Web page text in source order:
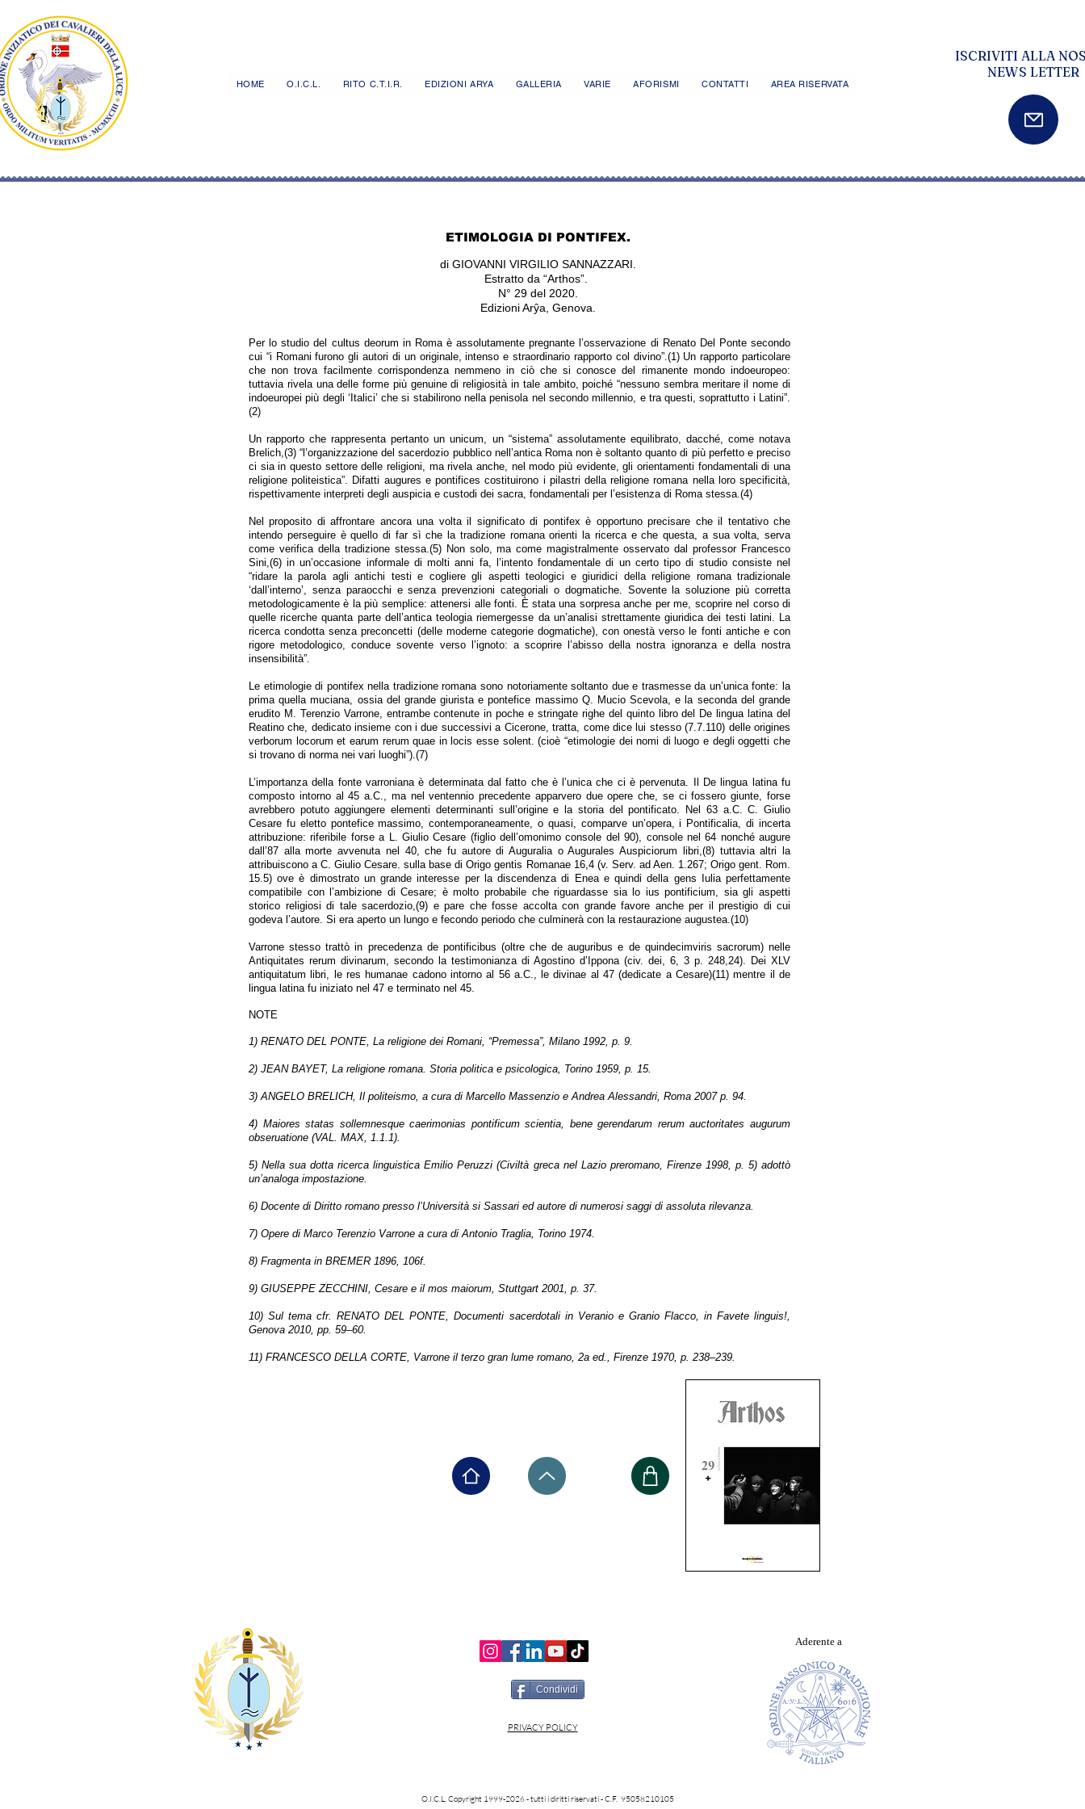
HOME O.I.C.L. RITO C.T.I.R. EDIZIONI ARYA GALLERIA VARIE AFORISMI CONTATTI AREA RISERVATA
ISCRIVITI ALLA
NEWS LETTER
ETIMOLOGIA DI PONTIFEX.
di GIOVANNI VIRGILIO SANNAZZARI.
Estratto da “Arthos”.
N° 29 del 2020.
Edizioni Arŷa, Genova.
Per lo studio del cultus deorum in Roma è assolutamente pregnante l’osservazione di Renato Del Ponte secondo
cui “i Romani furono gli autori di un originale, intenso e straordinario rapporto col divino”.(1) Un rapporto particolare
che non trova facilmente corrispondenza nemmeno in ciò che si conosce del rimanente mondo indoeuropeo:
tuttavia rivela una delle forme più genuine di religiosità in tale ambito, poiché “nessuno sembra meritare il nome di
indoeuropei più degli ‘Italici’ che si stabilirono nella penisola nel secondo millennio, e tra questi, soprattutto i Latini”.
(2)
Un rapporto che rappresenta pertanto un unicum, un “sistema” assolutamente equilibrato, dacché, come notava
Brelich,(3) “l’organizzazione del sacerdozio pubblico nell’antica Roma non è soltanto quanto di più perfetto e preciso
ci sia in questo settore delle religioni, ma rivela anche, nel modo più evidente, gli orientamenti fondamentali di una
religione politeistica”. Difatti augures e pontifices costituirono i pilastri della religione romana nella loro specificità,
rispettivamente interpreti degli auspicia e custodi dei sacra, fondamentali per l’esistenza di Roma stessa.(4)
Nel proposito di affrontare ancora una volta il significato di pontifex è opportuno precisare che il tentativo che
intendo perseguire è quello di far sì che la tradizione romana orienti la ricerca e che questa, a sua volta, serva
come verifica della tradizione stessa.(5) Non solo, ma come magistralmente osservato dal professor Francesco
Sini,(6) in un’occasione informale di molti anni fa, l’intento fondamentale di un certo tipo di studio consiste nel
“ridare la parola agli antichi testi e cogliere gli aspetti teologici e giuridici della religione romana tradizionale
‘dall’interno’, senza paraocchi e senza prevenzioni categoriali o dogmatiche. Sovente la soluzione più corretta
metodologicamente è la più semplice: attenersi alle fonti. È stata una sorpresa anche per me, scoprire nel corso di
quelle ricerche quanta parte dell’antica teologia riemergesse da un’analisi strettamente giuridica dei testi latini. La
ricerca condotta senza preconcetti (delle moderne categorie dogmatiche), con onestà verso le fonti antiche e con
rigore metodologico, conduce sovente verso l’ignoto: a scoprire l’abisso della nostra ignoranza e della nostra
insensibilità”.
Le etimologie di pontifex nella tradizione romana sono notoriamente soltanto due e trasmesse da un’unica fonte: la
prima quella muciana, ossia del grande giurista e pontefice massimo Q. Mucio Scevola, e la seconda del grande
erudito M. Terenzio Varrone, entrambe contenute in poche e stringate righe del quinto libro del De lingua latina del
Reatino che, dedicato insieme con i due successivi a Cicerone, tratta, come dice lui stesso (7.7.110) delle origines
verborum locorum et earum rerum quae in locis esse solent. (cioè “etimologie dei nomi di luogo e degli oggetti che
si trovano di norma nei vari luoghi”).(7)
L’importanza della fonte varroniana è determinata dal fatto che è l’unica che ci è pervenuta. Il De lingua latina fu
composto intorno al 45 a.C., ma nel ventennio precedente apparvero due opere che, se ci fossero giunte, forse
avrebbero potuto aggiungere elementi determinanti sull’origine e la storia del pontificato. Nel 63 a.C. C. Giulio
Cesare fu eletto pontefice massimo, contemporaneamente, o quasi, comparve un’opera, i Pontificalia, di incerta
attribuzione: riferibile forse a L. Giulio Cesare (figlio dell’omonimo console del 90), console nel 64 nonché augure
dall’87 alla morte avvenuta nel 40, che fu autore di Auguralia o Augurales Auspiciorum libri,(8) tuttavia altri la
attribuiscono a C. Giulio Cesare. sulla base di Origo gentis Romanae 16,4 (v. Serv. ad Aen. 1.267; Origo gent. Rom.
15.5) ove è dimostrato un grande interesse per la discendenza di Enea e quindi della gens Iulia perfettamente
compatibile con l’ambizione di Cesare; è molto probabile che riguardasse sia lo ius pontificium, sia gli aspetti
storico religiosi di tale sacerdozio,(9) e pare che fosse accolta con grande favore anche per il prestigio di cui
godeva l’autore. Si era aperto un lungo e fecondo periodo che culminerà con la restaurazione augustea.(10)
Varrone stesso trattò in precedenza de pontificibus (oltre che de auguribus e de quindecimviris sacrorum) nelle
Antiquitates rerum divinarum, secondo la testimonianza di Agostino d’Ippona (civ. dei, 6, 3 p. 248,24). Dei XLV
antiquitatum libri, le res humanae cadono intorno al 56 a.C., le divinae al 47 (dedicate a Cesare)(11) mentre il de
lingua latina fu iniziato nel 47 e terminato nel 45.
NOTE
1) RENATO DEL PONTE, La religione dei Romani, “Premessa”, Milano 1992, p. 9.
2) JEAN BAYET, La religione romana. Storia politica e psicologica, Torino 1959, p. 15.
3) ANGELO BRELICH, Il politeismo, a cura di Marcello Massenzio e Andrea Alessandri, Roma 2007 p. 94.
4) Maiores statas sollemnesque caerimonias pontificum scientia, bene gerendarum rerum auctoritates augurum
obseruatione (VAL. MAX, 1.1.1).
5) Nella sua dotta ricerca linguistica Emilio Peruzzi (Civiltà greca nel Lazio preromano, Firenze 1998, p. 5) adottò
un’analoga impostazione.
6) Docente di Diritto romano presso l’Università si Sassari ed autore di numerosi saggi di assoluta rilevanza.
7) Opere di Marco Terenzio Varrone a cura di Antonio Traglia, Torino 1974.
8) Fragmenta in BREMER 1896, 106f.
9) GIUSEPPE ZECCHINI, Cesare e il mos maiorum, Stuttgart 2001, p. 37.
10) Sul tema cfr. RENATO DEL PONTE, Documenti sacerdotali in Veranio e Granio Flacco, in Favete linguis!,
Genova 2010, pp. 59–60.
11) FRANCESCO DELLA CORTE, Varrone il terzo gran lume romano, 2a ed., Firenze 1970, p. 238–239.
Condividi
PRIVACY POLICY
Aderente a
O.I.C.L. Copyright 1999-2026 - tutti i diritti riservati - C.F. 95058210105